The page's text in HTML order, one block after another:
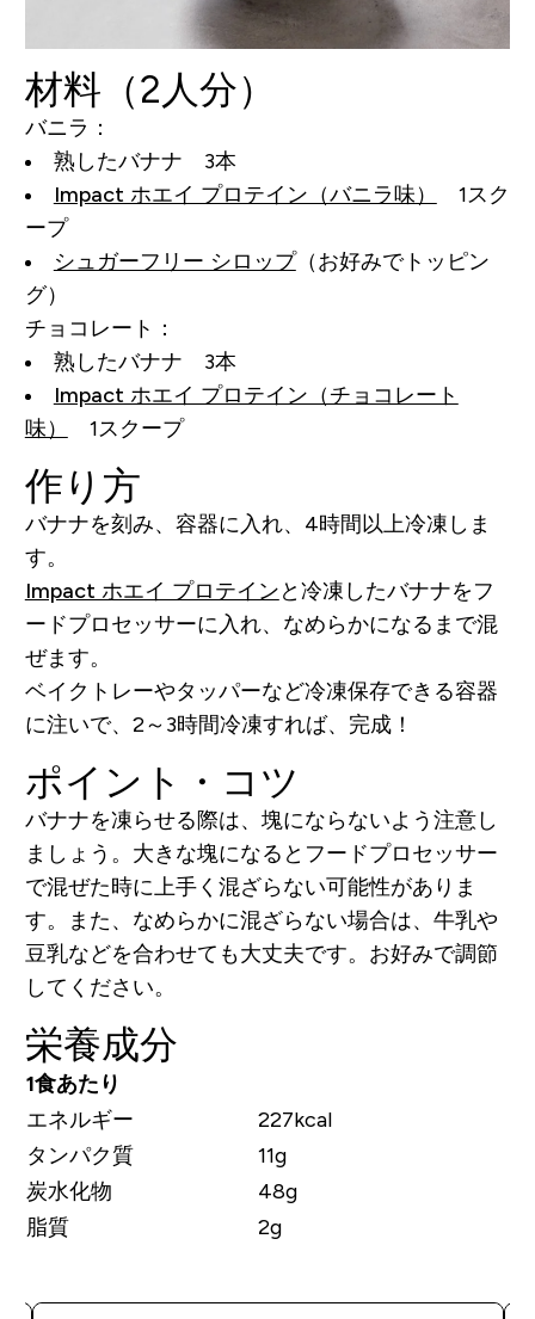
材料（2人分）
バニラ：
熟したバナナ 3本
Impact ホエイ プロテイン（バニラ味）
1スク
ープ
シュガーフリー シロップ（お好みでトッピン
グ）
チョコレート：
熟したバナナ 3本
Impact ホエイ プロテイン（チョコレート
味）
1スクープ
作り方
バナナを刻み、容器に入れ、4時間以上冷凍しま
す。
Impact ホエイ プロテイン と冷凍したバナナをフ
ードプロセッサーに入れ、なめらかになるまで混
ぜます。
ベイクトレーやタッパーなど冷凍保存できる容器
に注いで、2～3時間冷凍すれば、完成！
ポイント・コツ
バナナを凍らせる際は、塊にならないよう注意し
ましょう。大きな塊になるとフードプロセッサー
で混ぜた時に上手く混ざらない可能性がありま
す。また、なめらかに混ざらない場合は、牛乳や
豆乳などを合わせても大丈夫です。お好みで調節
してください。
栄養成分
1食あたり
エネルギー
227kcal
タンパク質
11g
炭水化物
48g
脂質
2g